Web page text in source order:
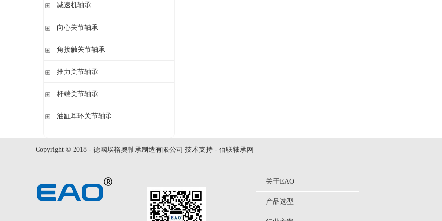
立式轴承座LOE,剖分用于圆柱孔调心滚子轴承
立式轴承座LOE,剖分适用于带紧定套的圆锥孔调心滚子轴承
立式轴承座BND,非剖分适用于调心滚子轴承
带法兰的轴承座F5,非剖分用于带紧定套的圆锥孔轴承
锁紧螺母
止动垫圈
止动卡板
减速机轴承
无外圈满装圆柱滚子轴承 RSL系列
外球面满滚子轴承 SL05,SL06 系列
双列满装圆柱滚子轴承 SL1849系列
单列满装圆柱滚子轴承 SL1830 系列
向心关节轴承
向心关节轴承
角接触关节轴承
角接触关节轴承
推力关节轴承
推力关节轴承
杆端关节轴承
杆端关节轴承
油缸耳环关节轴承
Copyright © 2018 - 德國埃格奧軸承制造有限公司 技术支持 - 佰联轴承网
关于EAO
产品选型